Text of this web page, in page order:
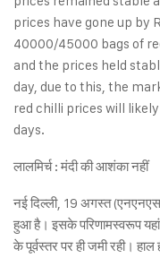
prices have gone up by
40000/45000 bags of
and the prices held
day, due to this, the
red chilli prices will
days.
लालमिर्च : मंदी की आशंका नहीं
नई दिल्ली, 19 अगस्त
हुआ है। इसके परिणामस्वरूप
के पूर्वस्तर पर ही जमी रही।